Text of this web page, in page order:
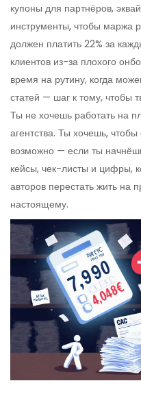
купоны для партнёров,
инструменты, чтобы маржа
должен платить 22% за
клиентов из-за плохого
время на рутину, когда
статей — шаг к тому, чтобы
Ты не хочешь работать на
агентства. Ты хочешь,
возможно — если ты
кейсы, чек-листы и цифры,
авторов перестать жить на
настоящему.